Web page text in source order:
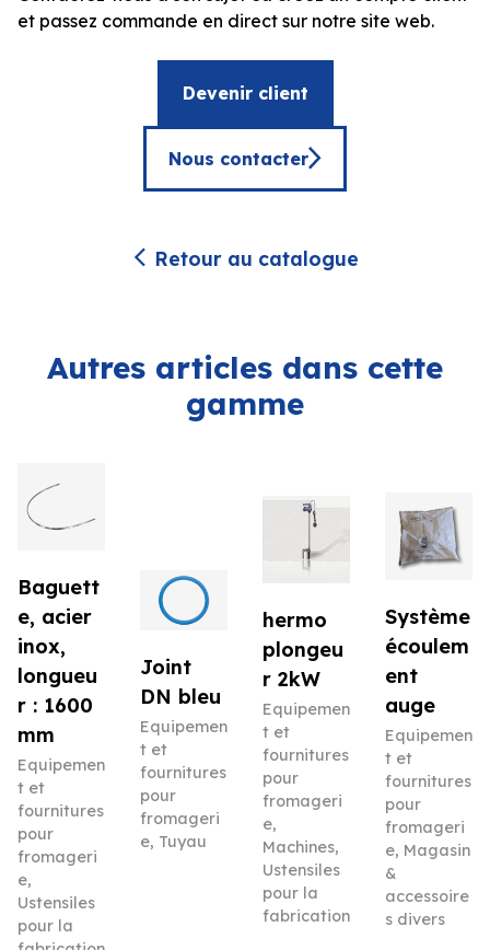
et passez commande en direct sur notre site web.
Devenir client
Nous contacter
Retour au catalogue
Autres articles dans cette
gamme
Baguett
e, acier
inox,
longueu
r : 1600
mm
Equipemen
t et
fournitures
pour
fromageri
e,
Ustensiles
pour la
Joint
DN bleu
Equipemen
t et
fournitures
pour
fromageri
e, Tuyau
hermo
plongeu
r 2kW
Equipemen
t et
fournitures
pour
fromageri
e,
Machines,
Ustensiles
pour la
fabrication
Système
écoulem
ent
auge
Equipemen
t et
fournitures
pour
fromageri
e, Magasin
&
accessoire
s divers